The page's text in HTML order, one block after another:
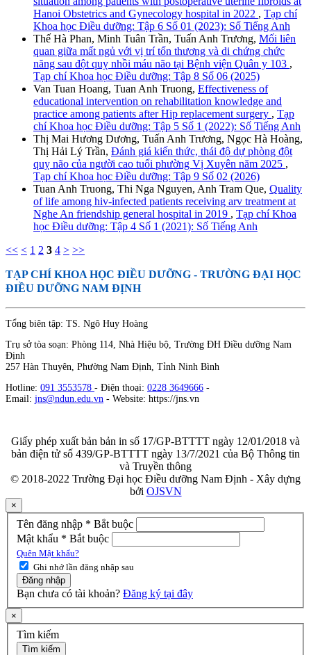
Hanoi Obstetrics and Gynecology hospital in 2022 , Tạp chí
Khoa học Điều dưỡng: Tập 6 Số 01 (2023): Số Tiếng Anh
Thế Hà Phan, Minh Tuân Trần, Tuấn Anh Trương, Mối liên
quan giữa mất ngủ với vị trí tổn thương và di chứng chức
năng sau đột quỵ nhồi máu não tại Bệnh viện Quân y 103 ,
Tạp chí Khoa học Điều dưỡng: Tập 8 Số 06 (2025)
Van Tuan Hoang, Tuan Anh Truong, Effectiveness of
educational intervention on rehabilitation knowledge and
practice among patients after Hip replacement surgery , Tạp
chí Khoa học Điều dưỡng: Tập 5 Số 1 (2022): Số Tiếng Anh
Thị Mai Hương Dương, Tuấn Anh Trương, Ngọc Hà Hoàng,
Thị Hải Lý Trần, Đánh giá kiến thức, thái độ dự phòng đột
quỵ não của người cao tuổi phường Vị Xuyên năm 2025 ,
Tạp chí Khoa học Điều dưỡng: Tập 9 Số 02 (2026)
Tuan Anh Truong, Thi Nga Nguyen, Anh Tram Que, Quality
of life among hiv-infected patients receiving arv treatment at
Nghe An friendship general hospital in 2019 , Tạp chí Khoa
học Điều dưỡng: Tập 4 Số 1 (2021): Số Tiếng Anh
<< < 1 2 3 4 > >>
TẠP CHÍ KHOA HỌC ĐIỀU DƯỠNG - TRƯỜNG ĐẠI HỌC
ĐIỀU DƯỠNG NAM ĐỊNH
Tổng biên tập: TS. Ngô Huy Hoàng
Trụ sở tòa soạn: Phòng 114, Nhà Hiệu bộ, Trường ĐH Điều dưỡng Nam
Định
257 Hàn Thuyên, Phường Nam Định, Tỉnh Ninh Bình
Hotline: 091 3553578 - Điện thoại: 0228 3649666 -
Email: jns@ndun.edu.vn - Website: https://jns.vn
Giấy phép xuất bản bản in số 17/GP-BTTTT ngày 12/01/2018 và
bản điện tử số 439/GP-BTTTT ngày 13/7/2021 của Bộ Thông tin
và Truyền thông
© 2018-2022 Trường Đại học Điều dưỡng Nam Định - Xây dựng
bởi OJSVN
×
Tên đăng nhập * Bắt buộc
Mật khẩu * Bắt buộc
Quên Mật khẩu?
Ghi nhớ lần đăng nhập sau
Đăng nhập
Bạn chưa có tài khoản? Đăng ký tại đây
×
Tìm kiếm
Tìm kiếm